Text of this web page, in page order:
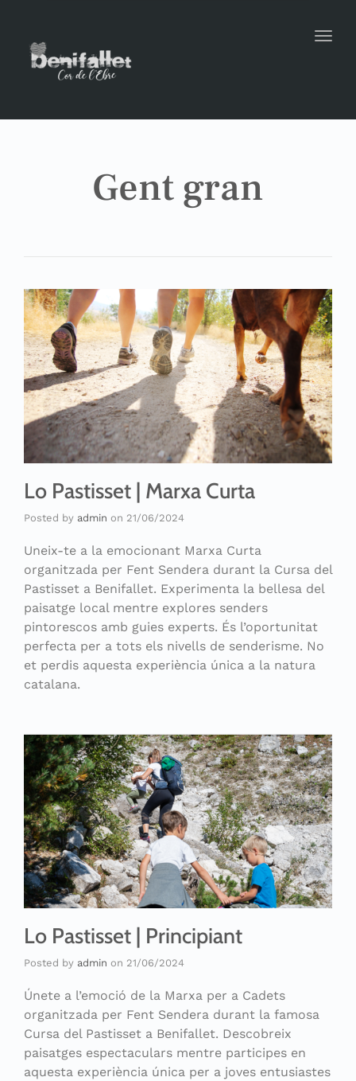
Gent gran
Lo Pastisset | Marxa Curta
Posted by admin on 21/06/2024
Uneix-te a la emocionant Marxa Curta
organitzada per Fent Sendera durant la Cursa del
Pastisset a Benifallet. Experimenta la bellesa del
paisatge local mentre explores senders
pintorescos amb guies experts. És l’oportunitat
perfecta per a tots els nivells de senderisme. No
et perdis aquesta experiència única a la natura
catalana.
Lo Pastisset | Principiant
Posted by admin on 21/06/2024
Únete a l’emoció de la Marxa per a Cadets
organitzada per Fent Sendera durant la famosa
Cursa del Pastisset a Benifallet. Descobreix
paisatges espectaculars mentre participes en
aquesta experiència única per a joves entusiastes